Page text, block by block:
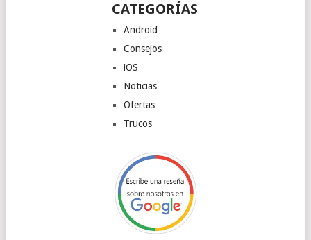
CATEGORÍAS
Android
Consejos
iOS
Noticias
Ofertas
Trucos